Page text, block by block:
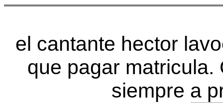
el cantante hector
que pagar
siempre a